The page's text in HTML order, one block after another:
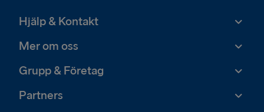
Hjälp & Kontakt
Mer om oss
Grupp & Företag
Partners